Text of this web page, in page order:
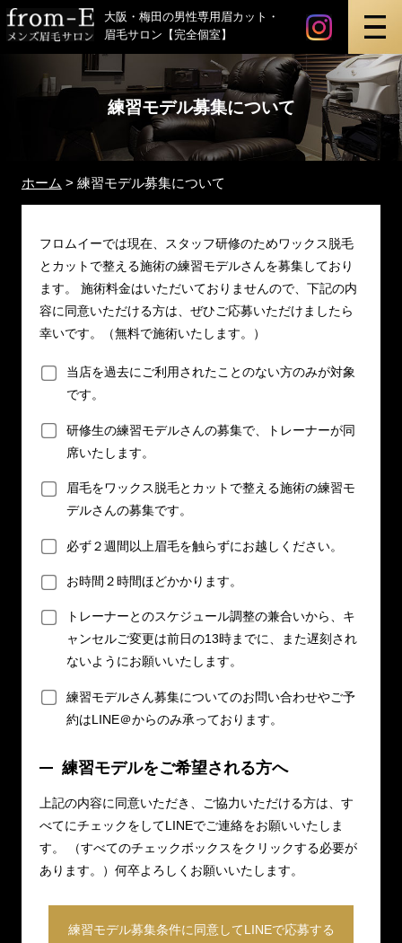
大阪・梅田の男性専用眉カット・
眉毛サロン【完全個室】
メンズ眉毛サロン「from-E」
練習モデル募集について
ホーム > 練習モデル募集について
フロムイーでは現在、スタッフ研修のためワックス脱毛
とカットで整える施術の練習モデルさんを募集しており
ます。 施術料金はいただいておりませんので、下記の内
容に同意いただける方は、ぜひご応募いただけましたら
幸いです。（無料で施術いたします。）
当店を過去にご利用されたことのない方のみが対象
です。
研修生の練習モデルさんの募集で、トレーナーが同
席いたします。
眉毛をワックス脱毛とカットで整える施術の練習モ
デルさんの募集です。
必ず２週間以上眉毛を触らずにお越しください。
お時間２時間ほどかかります。
トレーナーとのスケジュール調整の兼合いから、キ
ャンセルご変更は前日の13時までに、また遅刻され
ないようにお願いいたします。
練習モデルさん募集についてのお問い合わせやご予
約はLINE＠からのみ承っております。
練習モデルをご希望される方へ
上記の内容に同意いただき、ご協力いただける方は、す
べてにチェックをしてLINEでご連絡をお願いいたしま
す。 （すべてのチェックボックスをクリックする必要が
あります。）何卒よろしくお願いいたします。
練習モデル募集条件に同意してLINEで応募する